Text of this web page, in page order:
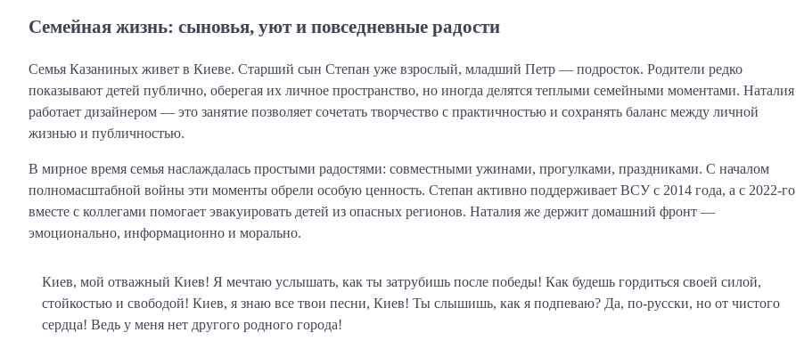
Семейная жизнь: сыновья, уют и повседневные радости
Семья Казаниных живет в Киеве. Старший сын Степан уже взрослый, младший Петр — подросток. Родители редко
показывают детей публично, оберегая их личное пространство, но иногда делятся теплыми семейными моментами. Наталия
работает дизайнером — это занятие позволяет сочетать творчество с практичностью и сохранять баланс между личной
жизнью и публичностью.
В мирное время семья наслаждалась простыми радостями: совместными ужинами, прогулками, праздниками. С началом
полномасштабной войны эти моменты обрели особую ценность. Степан активно поддерживает ВСУ с 2014 года, а с 2022-го
вместе с коллегами помогает эвакуировать детей из опасных регионов. Наталия же держит домашний фронт —
эмоционально, информационно и морально.
Киев, мой отважный Киев! Я мечтаю услышать, как ты затрубишь после победы! Как будешь гордиться своей силой,
стойкостью и свободой! Киев, я знаю все твои песни, Киев! Ты слышишь, как я подпеваю? Да, по-русски, но от чистого
сердца! Ведь у меня нет другого родного города!